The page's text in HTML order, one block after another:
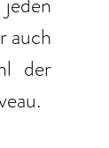
auch
der